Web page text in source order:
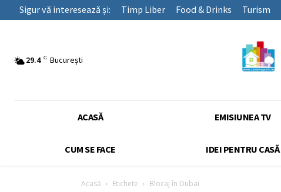
Sigur vă interesează și: Timp Liber Food & Drinks Turism
29.4 C București
ACASĂ EMISIUNEA TV
CUM SE FACE IDEI PENTRU CASĂ
Acasă Etichete Blocaj în Dubai